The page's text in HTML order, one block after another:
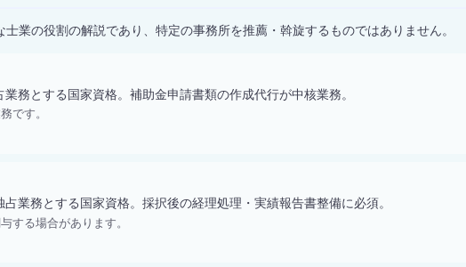
士業の役割の解説であり、特定の事務所を推薦・斡旋するものではありません。
務とする国家資格。補助金申請書類の作成代行が中核業務。
です。
業務とする国家資格。採択後の経理処理・実績報告書整備に必須。
する場合があります。